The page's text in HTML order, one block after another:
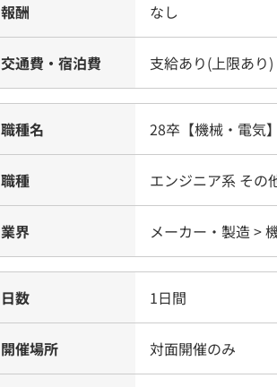
報酬 なし
交通費・宿泊費 支給あり(上限あり)
職種名 28卒【機械・電気
職種 エンジニア系 その
業界 メーカー・製造 >
日数 1日間
開催場所 対面開催のみ